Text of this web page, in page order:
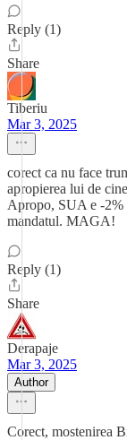
Reply (1)
Share
Tiberiu
Mar 3, 2025
corect ca nu face
apropierea lui de
Apropo, SUA e -2%
mandatul. MAGA!
Reply (1)
Share
Derapaje
Mar 3, 2025
Author
Corect, mostenirea